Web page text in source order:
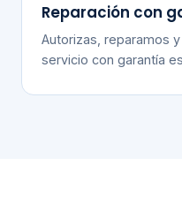
Reparación con
Autorizas, reparamos
servicio con garantía